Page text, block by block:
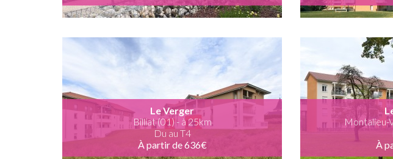
Le Verger
Billiat (01) - à 25km
Du au T4
À partir de 636€
Montalieu-
À